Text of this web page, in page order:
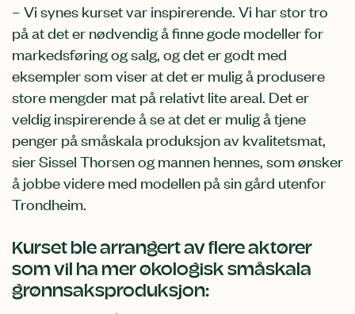
– Vi synes kurset var inspirerende. Vi har stor tro
på at det er nødvendig å finne gode modeller for
markedsføring og salg, og det er godt med
eksempler som viser at det er mulig å produsere
store mengder mat på relativt lite areal. Det er
veldig inspirerende å se at det er mulig å tjene
penger på småskala produksjon av kvalitetsmat,
sier Sissel Thorsen og mannen hennes, som ønsker
å jobbe videre med modellen på sin gård utenfor
Trondheim.
Kurset ble arrangert av flere aktører
som vil ha mer økologisk småskala
grønnsaksproduksjon: